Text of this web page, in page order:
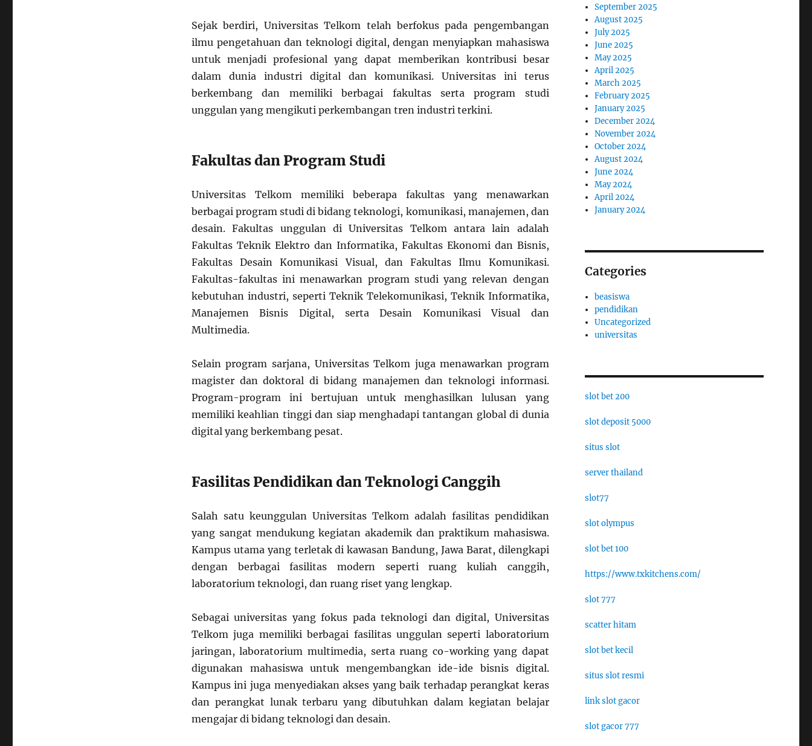
Sejak berdiri, Universitas Telkom telah berfokus pada pengembangan
ilmu pengetahuan dan teknologi digital, dengan menyiapkan mahasiswa
untuk menjadi profesional yang dapat memberikan kontribusi besar
dalam dunia industri digital dan komunikasi. Universitas ini terus
berkembang dan memiliki berbagai fakultas serta program studi
unggulan yang mengikuti perkembangan tren industri terkini.
Fakultas dan Program Studi
Universitas Telkom memiliki beberapa fakultas yang menawarkan
berbagai program studi di bidang teknologi, komunikasi, manajemen, dan
desain. Fakultas unggulan di Universitas Telkom antara lain adalah
Fakultas Teknik Elektro dan Informatika, Fakultas Ekonomi dan Bisnis,
Fakultas Desain Komunikasi Visual, dan Fakultas Ilmu Komunikasi.
Fakultas-fakultas ini menawarkan program studi yang relevan dengan
kebutuhan industri, seperti Teknik Telekomunikasi, Teknik Informatika,
Manajemen Bisnis Digital, serta Desain Komunikasi Visual dan
Multimedia.
Selain program sarjana, Universitas Telkom juga menawarkan program
magister dan doktoral di bidang manajemen dan teknologi informasi.
Program-program ini bertujuan untuk menghasilkan lulusan yang
memiliki keahlian tinggi dan siap menghadapi tantangan global di dunia
digital yang berkembang pesat.
Fasilitas Pendidikan dan Teknologi Canggih
Salah satu keunggulan Universitas Telkom adalah fasilitas pendidikan
yang sangat mendukung kegiatan akademik dan praktikum mahasiswa.
Kampus utama yang terletak di kawasan Bandung, Jawa Barat, dilengkapi
dengan berbagai fasilitas modern seperti ruang kuliah canggih,
laboratorium teknologi, dan ruang riset yang lengkap.
Sebagai universitas yang fokus pada teknologi dan digital, Universitas
Telkom juga memiliki berbagai fasilitas unggulan seperti laboratorium
jaringan, laboratorium multimedia, serta ruang co-working yang dapat
digunakan mahasiswa untuk mengembangkan ide-ide bisnis digital.
Kampus ini juga menyediakan akses yang baik terhadap perangkat keras
dan perangkat lunak terbaru yang dibutuhkan dalam kegiatan belajar
mengajar di bidang teknologi dan desain.
September 2025
August 2025
July 2025
June 2025
May 2025
April 2025
March 2025
February 2025
January 2025
December 2024
November 2024
October 2024
August 2024
June 2024
May 2024
April 2024
January 2024
Categories
beasiswa
pendidikan
Uncategorized
universitas
slot bet 200
slot deposit 5000
situs slot
server thailand
slot77
slot olympus
slot bet 100
https://www.txkitchens.com/
slot 777
scatter hitam
slot bet kecil
situs slot resmi
link slot gacor
slot gacor 777